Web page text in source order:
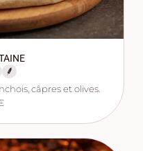
câpres et olives.